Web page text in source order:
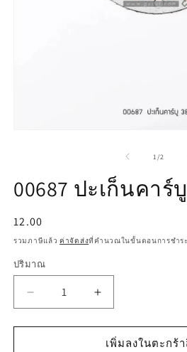
โม
1 /จาก
2
00687 ปะเก็นคาร์
ราคา
ปกติ
12.00
รวมภาษีแล้ว ค่าจัดส่งที่คำนวณในขั้นตอนการชำระ
ปริมาณ
สำหรับ
เพิ่มลงในตะกร้